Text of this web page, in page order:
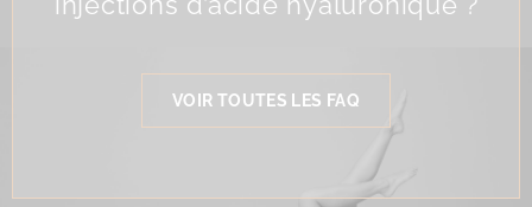
VOIR TOUTES LES FAQ